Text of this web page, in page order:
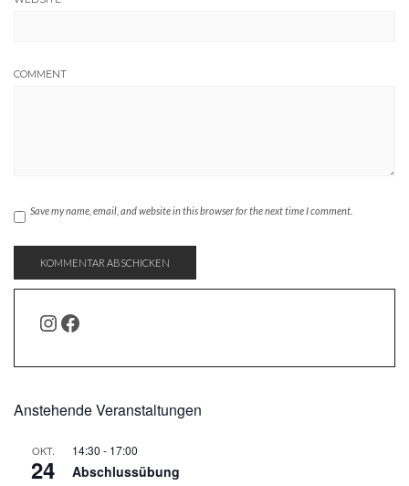
COMMENT
Save my name, email, and website in this browser for the next time I comment.
INSTAGRAM
FACEBOOK
Anstehende Veranstaltungen
OKT.
24
14:30 - 17:00
Abschlussübung